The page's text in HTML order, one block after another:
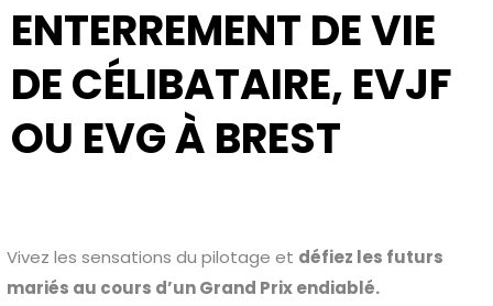
ENTERREMENT DE VIE
DE CÉLIBATAIRE, EVJF
OU EVG À BREST
Vivez les sensations du pilotage et défiez les futurs
mariés au cours d’un Grand Prix endiablé.